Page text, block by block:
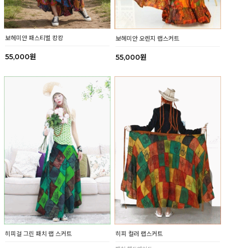
보헤미안 패스티벌 캉캉
55,000원
보헤미안 오렌지 랩스커트
55,000원
히피걸 그린 패치 랩 스커트 히피 컬러 랩스커트